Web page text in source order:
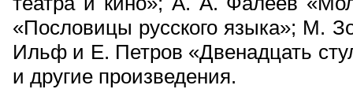
«Пословицы русского языка»; М.
Ильф и Е. Петров «Двенадцать
и другие произведения.